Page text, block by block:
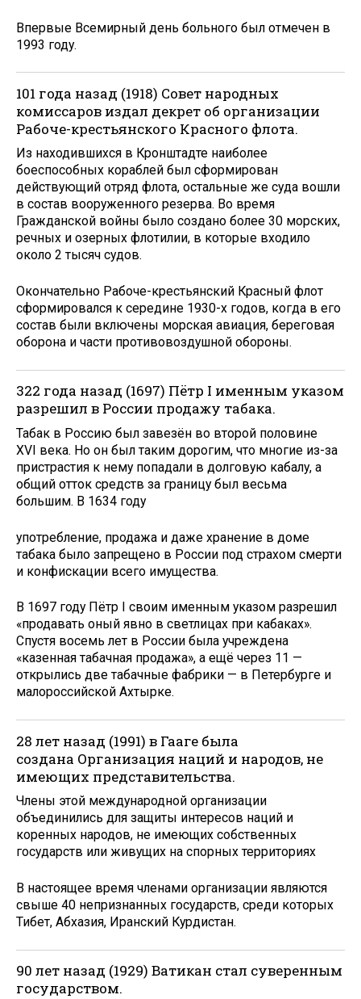
Впервые Всемирный день больного был отмечен в
1993 году.
101 года назад (1918) Совет народных
комиссаров издал декрет об организации
Рабоче-крестьянского Красного флота.
Из находившихся в Кронштадте наиболее
боеспособных кораблей был сформирован
действующий отряд флота, остальные же суда вошли
в состав вооруженного резерва. Во время
Гражданской войны было создано более 30 морских,
речных и озерных флотилии, в которые входило
около 2 тысяч судов.
Окончательно Рабоче-крестьянский Красный флот
сформировался к середине 1930-х годов, когда в его
состав были включены морская авиация, береговая
оборона и части противовоздушной обороны.
322 года назад (1697) Пётр I именным указом
разрешил в России продажу табака.
Табак в Россию был завезён во второй половине
XVI века. Но он был таким дорогим, что многие из-за
пристрастия к нему попадали в долговую кабалу, а
общий отток средств за границу был весьма
большим. В 1634 году
употребление, продажа и даже хранение в доме
табака было запрещено в России под страхом смерти
и конфискации всего имущества.
В 1697 году Пётр I своим именным указом разрешил
«продавать оный явно в светлицах при кабаках».
Спустя восемь лет в России была учреждена
«казенная табачная продажа», а ещё через 11 —
открылись две табачные фабрики — в Петербурге и
малороссийской Ахтырке.
28 лет назад (1991) в Гааге была
создана Организация наций и народов, не
имеющих представительства.
Члены этой международной организации
объединились для защиты интересов наций и
коренных народов, не имеющих собственных
государств или живущих на спорных территориях
В настоящее время членами организации являются
свыше 40 непризнанных государств, среди которых
Тибет, Абхазия, Иранский Курдистан.
90 лет назад (1929) Ватикан стал суверенным
государством.